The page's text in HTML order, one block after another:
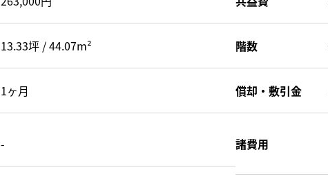
13.33坪 / 44.07m² 階数
1ヶ月 償却・敷引金
- 諸費用